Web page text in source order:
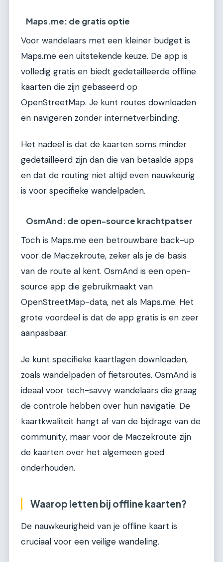
Maps.me: de gratis optie
Voor wandelaars met een kleiner budget is
Maps.me een uitstekende keuze. De app is
volledig gratis en biedt gedetailleerde offline
kaarten die zijn gebaseerd op
OpenStreetMap. Je kunt routes downloaden
en navigeren zonder internetverbinding.
Het nadeel is dat de kaarten soms minder
gedetailleerd zijn dan die van betaalde apps
en dat de routing niet altijd even nauwkeurig
is voor specifieke wandelpaden.
OsmAnd: de open-source krachtpatser
Toch is Maps.me een betrouwbare back-up
voor de Maczekroute, zeker als je de basis
van de route al kent. OsmAnd is een open-
source app die gebruikmaakt van
OpenStreetMap-data, net als Maps.me. Het
grote voordeel is dat de app gratis is en zeer
aanpasbaar.
Je kunt specifieke kaartlagen downloaden,
zoals wandelpaden of fietsroutes. OsmAnd is
ideaal voor tech-savvy wandelaars die graag
de controle hebben over hun navigatie. De
kaartkwaliteit hangt af van de bijdrage van de
community, maar voor de Maczekroute zijn
de kaarten over het algemeen goed
onderhouden.
Waarop letten bij offline kaarten?
De nauwkeurigheid van je offline kaart is
cruciaal voor een veilige wandeling.